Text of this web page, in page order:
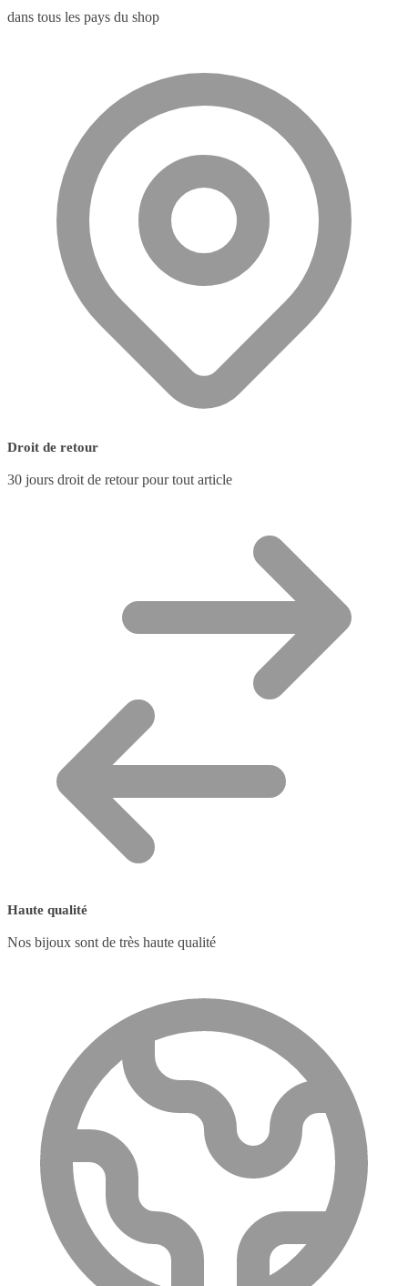
dans tous les pays du shop
Droit de retour
30 jours droit de retour pour tout article
Haute qualité
Nos bijoux sont de très haute qualité